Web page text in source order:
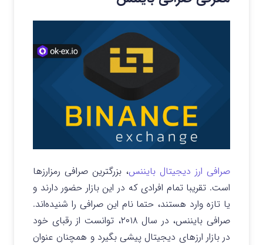
صرافی ارز دیجیتال بایننس، بزرگترین صرافی رمزارزها
است. تقریبا تمام افرادی که در این بازار حضور دارند و
یا تازه وارد هستند، حتما نام این صرافی را شنیده‌اند.
صرافی بایننس، در سال ۲۰۱۸، توانست از رقبای خود
در بازار ارزهای دیجیتال پیشی بگیرد و همچنان عنوان